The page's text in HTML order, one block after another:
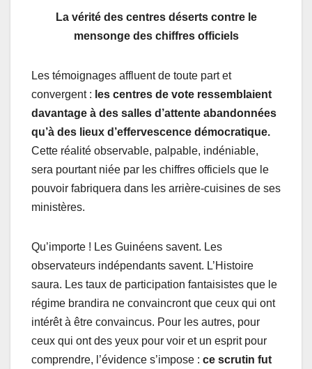
La vérité des centres déserts contre le
mensonge des chiffres officiels
Les témoignages affluent de toute part et
convergent : les centres de vote ressemblaient
davantage à des salles d’attente abandonnées
qu’à des lieux d’effervescence démocratique.
Cette réalité observable, palpable, indéniable,
sera pourtant niée par les chiffres officiels que le
pouvoir fabriquera dans les arrière-cuisines de ses
ministères.
Qu’importe ! Les Guinéens savent. Les
observateurs indépendants savent. L’Histoire
saura. Les taux de participation fantaisistes que le
régime brandira ne convaincront que ceux qui ont
intérêt à être convaincus. Pour les autres, pour
ceux qui ont des yeux pour voir et un esprit pour
comprendre, l’évidence s’impose : ce scrutin fut